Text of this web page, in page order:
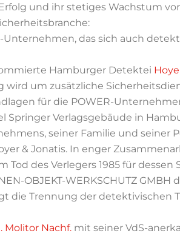
und ihr stetiges Wachstum
Unternehmen, das sich auch
Hamburger Detektei
wird um zusätzliche
für die POWER-
Springer Verlagsgebäude in
seiner Familie und seiner
& Jonatis. In enger
Tod des Verlegers 1985 für dessen
OBJEKT-WERKSCHUTZ GMBH
die Trennung der detektivischen
Molitor Nachf. mit seiner VdS-